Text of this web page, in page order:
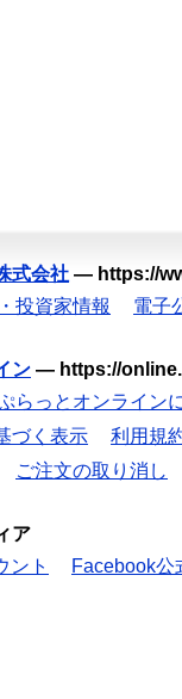
式会社 — https://
投資家情報 電子
ン — https://
らっとオンライン
づく表示
利用規
ご注文の取り消し
ア
ント
Facebook公